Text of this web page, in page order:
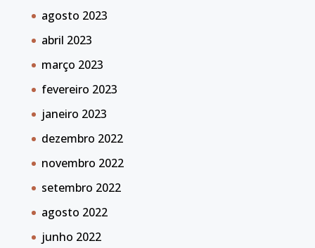
agosto 2023
abril 2023
março 2023
fevereiro 2023
janeiro 2023
dezembro 2022
novembro 2022
setembro 2022
agosto 2022
junho 2022